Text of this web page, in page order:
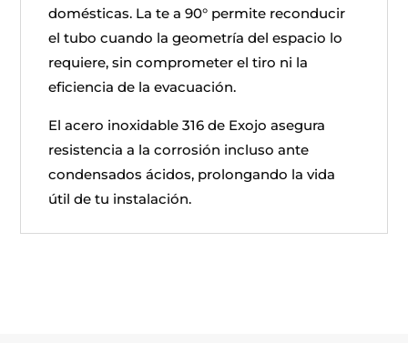
domésticas. La te a 90° permite reconducir
el tubo cuando la geometría del espacio lo
requiere, sin comprometer el tiro ni la
eficiencia de la evacuación.
El acero inoxidable 316 de Exojo asegura
resistencia a la corrosión incluso ante
condensados ácidos, prolongando la vida
útil de tu instalación.